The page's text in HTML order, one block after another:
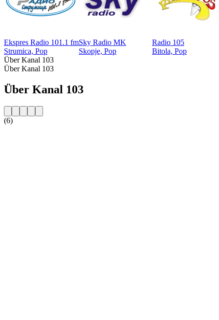
Ekspres Radio 101.1 fm
Strumica, Pop
Sky Radio MK
Skopje, Pop
Radio 105
Bitola, Pop
Über Kanal 103
Über Kanal 103
Über Kanal 103
(6)